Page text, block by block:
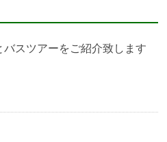
スツアーをご紹介致します